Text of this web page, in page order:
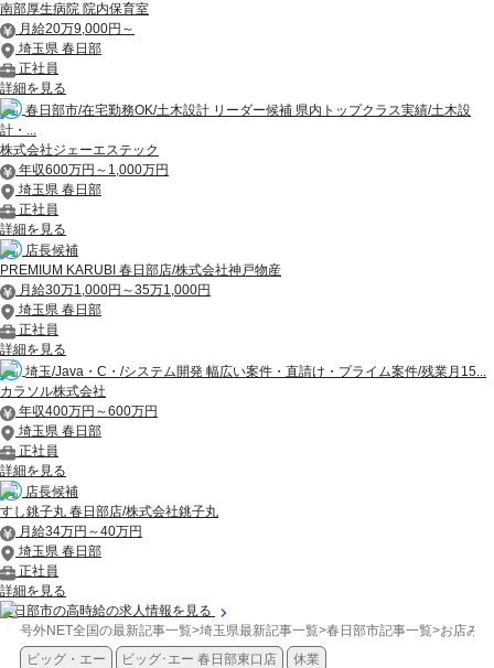
南部厚生病院 院内保育室
月給20万9,000円～
埼玉県 春日部
正社員
詳細を見る
春日部市/在宅勤務OK/土木設計 リーダー候補 県内トップクラス実績/土木設
計・...
株式会社ジェーエステック
年収600万円～1,000万円
埼玉県 春日部
正社員
詳細を見る
店長候補
PREMIUM KARUBI 春日部店/株式会社神戸物産
月給30万1,000円～35万1,000円
埼玉県 春日部
正社員
詳細を見る
埼玉/Java・C・/システム開発 幅広い案件・直請け・プライム案件/残業月15...
カラソル株式会社
年収400万円～600万円
埼玉県 春日部
正社員
詳細を見る
店長候補
すし銚子丸 春日部店/株式会社銚子丸
月給34万円～40万円
埼玉県 春日部
正社員
詳細を見る
春日部市の高時給の求人情報を見る
号外NET全国の最新記事一覧>埼玉県最新記事一覧>春日部市記事一覧>お店み
ビッグ・エー
ビッグ･エー 春日部東口店 休業